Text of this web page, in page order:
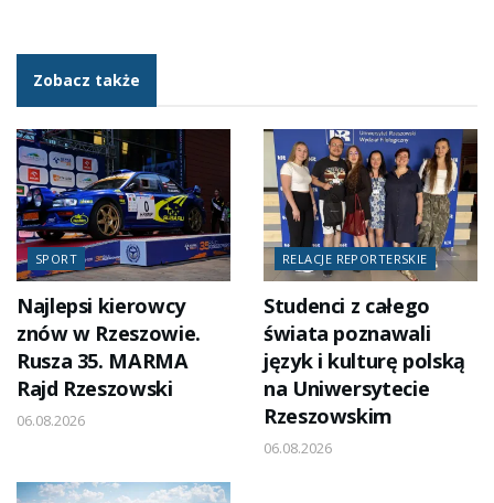
Zobacz także
SPORT
Najlepsi kierowcy
znów w Rzeszowie.
Rusza 35. MARMA
Rajd Rzeszowski
06.08.2026
RELACJE REPORTERSKIE
Studenci z całego
świata poznawali
język i kulturę polską
na Uniwersytecie
Rzeszowskim
06.08.2026